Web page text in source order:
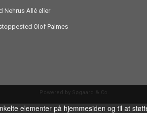
Nehrus Allé eller
Olof Palmes
Powered by Søgaard & Co.
elementer på hjemmesiden og til at